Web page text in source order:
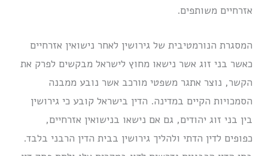
אזרחיים משותפים.
המסגרת הנורמטיבית של גירושין לאחר נישואין אזרחיים
כאשר בני זוג אשר נישאו מחוץ לישראל מבקשים לפרק את
הקשר, נוצר אתגר משפטי מורכב אשר נובע ממבנה
הסמכויות הקיים במדינה. הדין בישראל קובע כי גירושין
בין בני זוג יהודים, גם אם נישאו בנישואין אזרחיים,
כפופים לדין הדתי ולהליך גירושין בבית הדין הרבני בלבד.